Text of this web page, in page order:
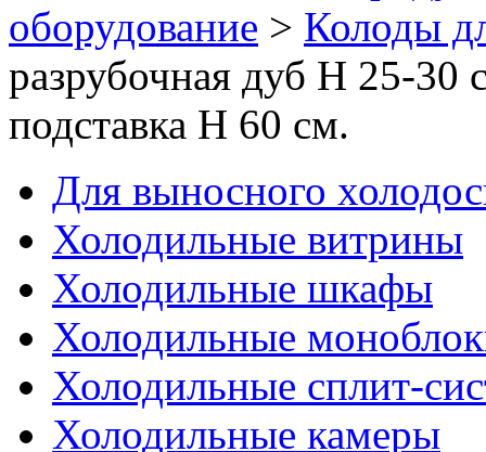
оборудование > Колоды
разрубочная дуб Н 25-30
подставка Н 60 см.
Для выносного
Холодильные витрины
Холодильные шкафы
Холодильные
Холодильные сплит-
Холодильные камеры